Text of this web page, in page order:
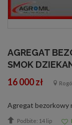
AGREGAT
SMOK
16 000 zł
Podbite: 14 lip